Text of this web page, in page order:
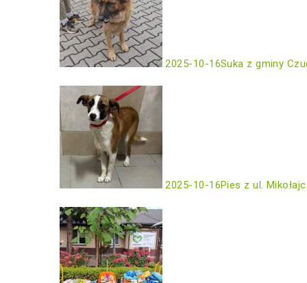
2025-10-16Suka z gminy
2025-10-16Pies z ul.